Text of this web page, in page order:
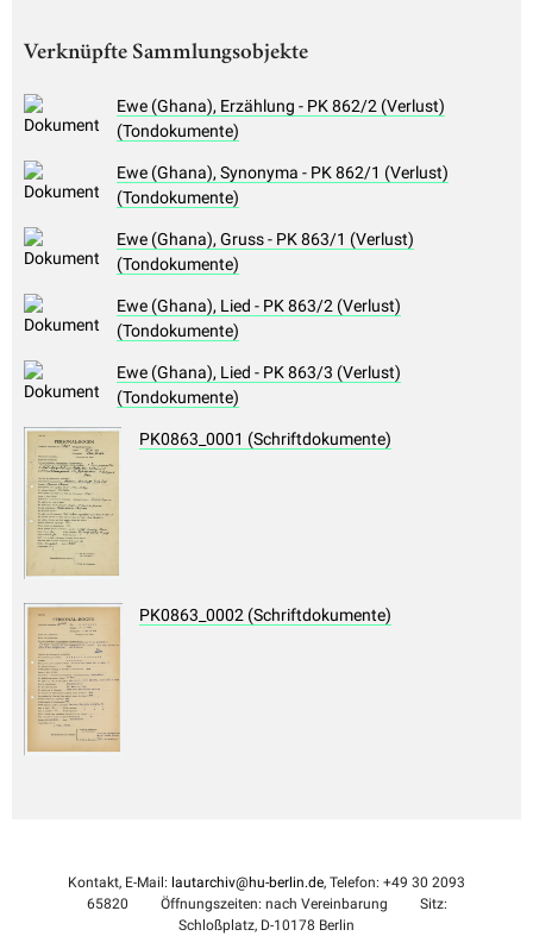
Verknüpfte Sammlungsobjekte
Ewe (Ghana), Erzählung - PK 862/2 (Verlust)
(Tondokumente)
Ewe (Ghana), Synonyma - PK 862/1 (Verlust)
(Tondokumente)
Ewe (Ghana), Gruss - PK 863/1 (Verlust)
(Tondokumente)
Ewe (Ghana), Lied - PK 863/2 (Verlust)
(Tondokumente)
Ewe (Ghana), Lied - PK 863/3 (Verlust)
(Tondokumente)
PK0863_0001 (Schriftdokumente)
PK0863_0002 (Schriftdokumente)
Kontakt, E-Mail: lautarchiv@hu-berlin.de, Telefon: +49 30 2093
65820
Öffnungszeiten: nach Vereinbarung
Sitz:
Schloßplatz, D-10178 Berlin